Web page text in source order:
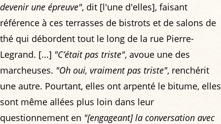
devenir une épreuve", dit [l'une d'elles], faisant
référence à ces terrasses de bistrots et de salons de
thé qui débordent tout le long de la rue Pierre-
Legrand. [...] "C’était pas triste", avoue une des
marcheuses. "Oh oui, vraiment pas triste", renchérit
une autre. Pourtant, elles ont arpenté le bitume, elles
sont même allées plus loin dans leur
questionnement en "[engageant] la conversation avec